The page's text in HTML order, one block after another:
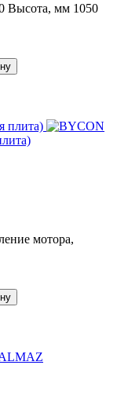
Высота, мм 1050
мотора,